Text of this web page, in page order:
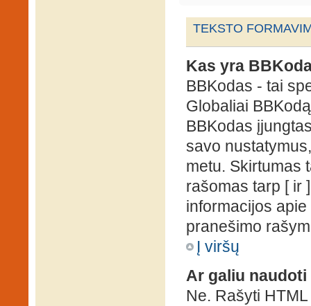
TEKSTO
Kas yra
BBKodas - tai
Globaliai
BBKodas
savo
metu. Skirtumas
rašomas tarp [ ir
informacijos
pranešimo
Į viršų
Ar galiu naudoti
Ne. Rašyti